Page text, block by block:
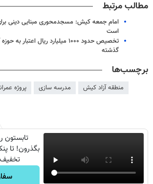
مطالب مرتبط
امام جمعه کیش: مسجدمحوری مبنایی دینی
است
تخصیص حدود ۱۰۰۰ میلیارد ریال
گذشته
برچسب‌ها
منطقه آزاد کیش مدرسه سازی پروژه
تابستون
بگذرون! تا